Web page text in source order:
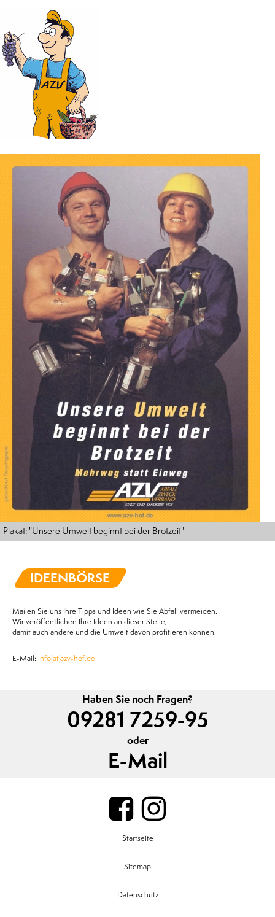
Plakat: "Unsere Umwelt beginnt bei der Brotzeit"
IDEENBÖRSE
Mailen Sie uns Ihre Tipps und Ideen wie Sie Abfall vermeiden.
Wir veröffentlichen Ihre Ideen an dieser Stelle,
damit auch andere und die Umwelt davon profitieren können.
E-Mail: info(at)azv-hof.de
Haben Sie noch Fragen?
09281 7259-95
oder
E-Mail
Startseite
Sitemap
Datenschutz